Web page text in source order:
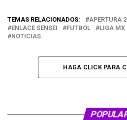
TEMAS RELACIONADOS: APERTURA
ENLACE SENSEI
FUTBOL LIGA MX
NOTICIAS
HAGA CLICK PARA